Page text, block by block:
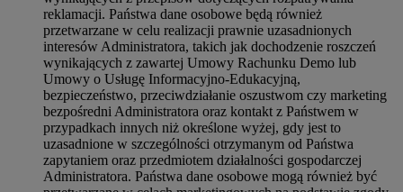
reklamacji. Państwa dane osobowe będą również
przetwarzane w celu realizacji prawnie uzasadnionych
interesów Administratora, takich jak dochodzenie roszczeń
wynikających z zawartej Umowy Rachunku Demo lub
Umowy o Usługę Informacyjno-Edukacyjną,
bezpieczeństwo, przeciwdziałanie oszustwom czy marketing
bezpośredni Administratora oraz kontakt z Państwem w
przypadkach innych niż określone wyżej, gdy jest to
uzasadnione w szczególności otrzymanym od Państwa
zapytaniem oraz przedmiotem działalności gospodarczej
Administratora. Państwa dane osobowe mogą również być